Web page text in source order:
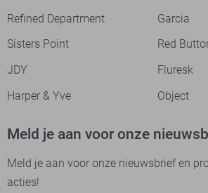
Refined Department
Garcia
Sisters Point
Red
JDY
Fluresk
Harper & Yve
Object
Meld je aan voor onze
Meld je aan voor onze nieuwsbrief en
acties!